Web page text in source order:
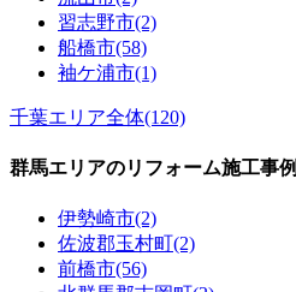
習志野市(2)
船橋市(58)
袖ケ浦市(1)
千葉エリア全体(120)
群馬エリアのリフォーム施工事例
伊勢崎市(2)
佐波郡玉村町(2)
前橋市(56)